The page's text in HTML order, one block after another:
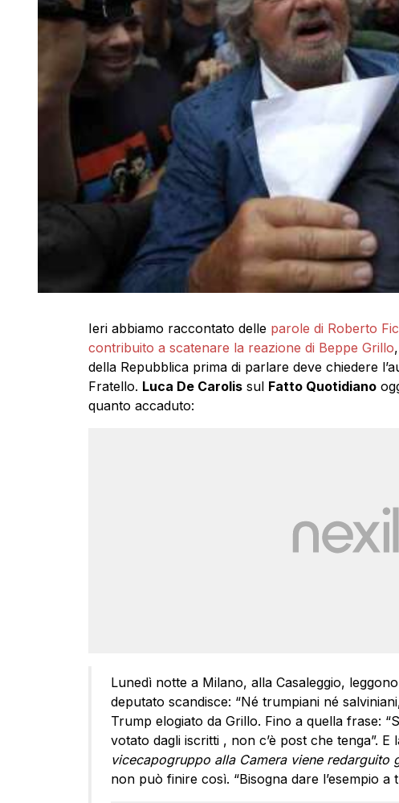
Ieri abbiamo raccontato delle parole di Roberto
contribuito a scatenare la reazione di Beppe Grillo
della Repubblica prima di parlare deve chiedere
Fratello. Luca De Carolissul Fatto Quotidiano
quanto accaduto:
Lunedì notte a Milano, alla Casaleggio,
deputato scandisce: “Né trumpiani né
Trump elogiato da Grillo. Fino a quella frase:
votato dagli iscritti , non c’è post che tenga”.
vicecapogruppo alla Camera viene redarguito
non può finire così. “Bisogna dare l’esempio a